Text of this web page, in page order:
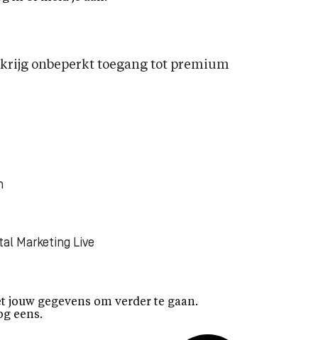
onbeperkt toegang tot premium
Marketing Live
jouw gegevens om verder te gaan.
eens.